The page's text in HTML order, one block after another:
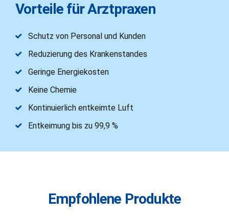
Vorteile für Arztpraxen
Schutz von Personal und Kunden
Reduzierung des Krankenstandes
Geringe Energiekosten
Keine Chemie
Kontinuierlich entkeimte Luft
Entkeimung bis zu 99,9 %
Empfohlene Produkte